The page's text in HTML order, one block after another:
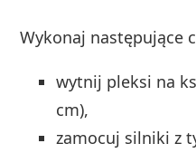
Wykonaj następujące
wytnij pleksi na
cm),
zamocuj silniki z